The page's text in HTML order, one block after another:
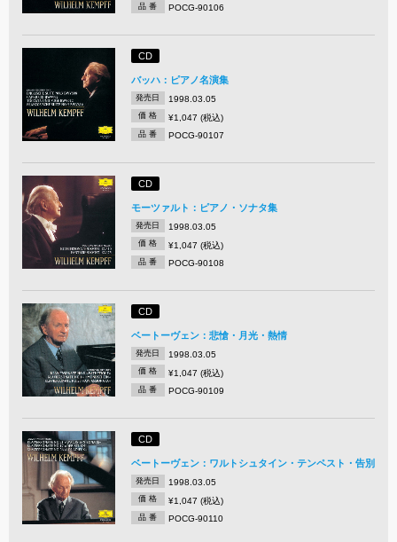
品 番 POCG-90106
CD
バッハ：ピアノ名演集
発売日 1998.03.05
価 格 ¥1,047 (税込)
品 番 POCG-90107
CD
モーツァルト：ピアノ・ソナタ集
発売日 1998.03.05
価 格 ¥1,047 (税込)
品 番 POCG-90108
CD
ベートーヴェン：悲愴・月光・熱情
発売日 1998.03.05
価 格 ¥1,047 (税込)
品 番 POCG-90109
CD
ベートーヴェン：ワルトシュタイン・テンペスト・告別
発売日 1998.03.05
価 格 ¥1,047 (税込)
品 番 POCG-90110